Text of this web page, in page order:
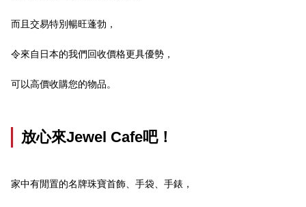
而且交易特別暢旺蓬勃，
令來自日本的我們回收價格更具優勢，
可以高價收購您的物品。
放心來Jewel Cafe吧！
家中有閒置的名牌珠寶首飾、手袋、手錶，